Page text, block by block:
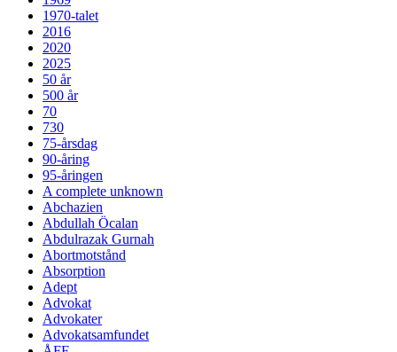
1970-talet
2016
2020
2025
50 år
500 år
70
730
75-årsdag
90-åring
95-åringen
A complete unknown
Abchazien
Abdullah Öcalan
Abdulrazak Gurnah
Abortmotstånd
Absorption
Adept
Advokat
Advokater
Advokatsamfundet